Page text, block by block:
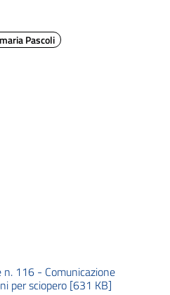
Pascoli
116 - Comunicazione
per sciopero [631 KB]